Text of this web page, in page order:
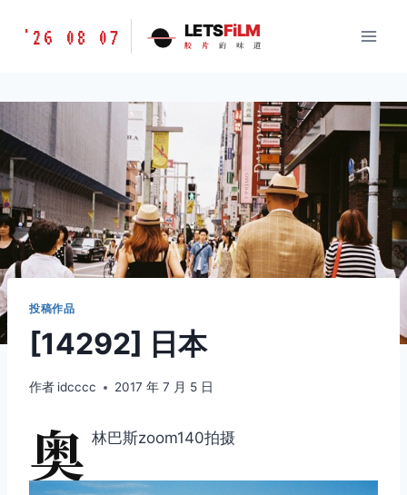
胶
味
LETSFILM
'26 08 07 LETSFiLM
胶 片 的 味 道
投稿作品
[14292] 日本
作者 idcccc 2017 年 7 月 5 日
奥 林巴斯zoom140拍摄